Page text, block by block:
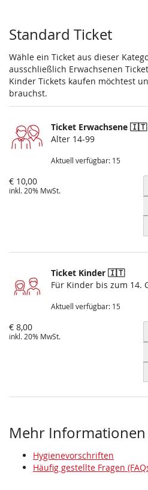
Standard Ticket
Wähle ein Ticket aus dieser
ausschließlich Erwachsenen
Kinder Tickets kaufen möchtest
brauchst.
Ticket Erwachsene 🇮🇹
Alter 14-99
Aktuell verfügbar: 15
€ 10,00
inkl. 20% MwSt.
Ticket Kinder 🇮🇹
Für Kinder bis zum 14.
Aktuell verfügbar: 15
€ 8,00
inkl. 20% MwSt.
Mehr Informationen
Hygienevorschriften
Häufig gestellte Fragen